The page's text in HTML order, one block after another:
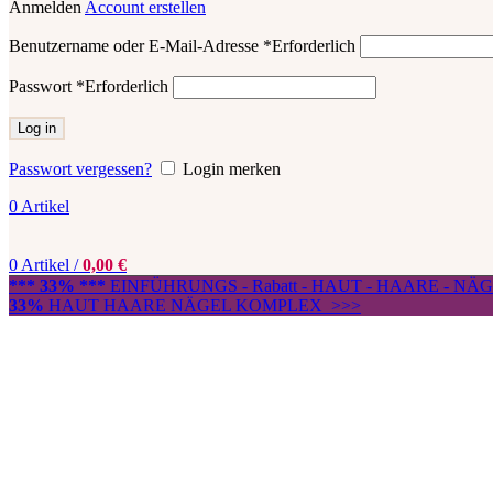
Anmelden Account erstellen
Benutzername oder E-Mail-Adresse *Erforderlich
Passwort *Erforderlich
Log in
Passwort vergessen?
Login merken
0 Artikel
0 Artikel / 0,00 €
*** 33% *** EINFÜHRUNGS - Rabatt - HAUT - HAARE -
33% HAUT HAARE NÄGEL KOMPLEX >>>